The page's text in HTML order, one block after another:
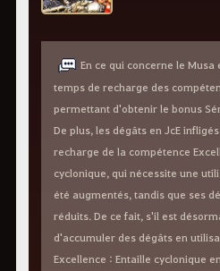
En ce qui concerne le Musa
temps de recharge des
permettant d'obtenir le bonus
De plus, les dégâts en JcE
recharge de la compétence
cyclonique, qui nécessite une
été augmentés, tandis que ses
réduits. De ce fait, s'il est
d'accumuler des dégâts en
Excellence : Entaille cyclonique